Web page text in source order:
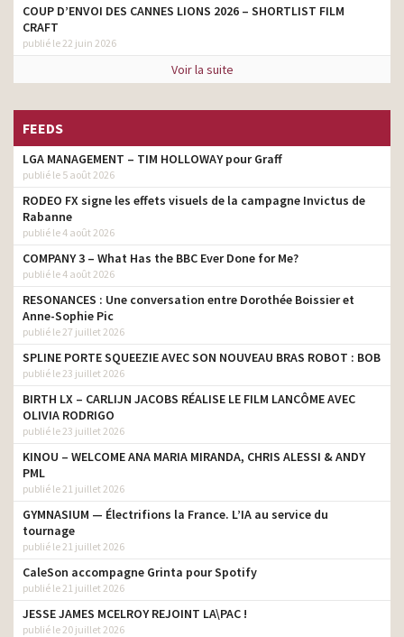
COUP D’ENVOI DES CANNES LIONS 2026 – SHORTLIST FILM
CRAFT
publié le 22 juin 2026
Voir la suite
FEEDS
LGA MANAGEMENT – TIM HOLLOWAY pour Graff
publié le 5 août 2026
RODEO FX signe les effets visuels de la campagne Invictus de
Rabanne
publié le 4 août 2026
COMPANY 3 – What Has the BBC Ever Done for Me?
publié le 4 août 2026
RESONANCES : Une conversation entre Dorothée Boissier et
Anne-Sophie Pic
publié le 27 juillet 2026
SPLINE PORTE SQUEEZIE AVEC SON NOUVEAU BRAS ROBOT : BOB
publié le 23 juillet 2026
BIRTH LX – CARLIJN JACOBS RÉALISE LE FILM LANCÔME AVEC
OLIVIA RODRIGO
publié le 23 juillet 2026
KINOU – WELCOME ANA MARIA MIRANDA, CHRIS ALESSI & ANDY
PML
publié le 21 juillet 2026
GYMNASIUM — Électrifions la France. L’IA au service du
tournage
publié le 21 juillet 2026
CaleSon accompagne Grinta pour Spotify
publié le 21 juillet 2026
JESSE JAMES MCELROY REJOINT LA\PAC !
publié le 20 juillet 2026